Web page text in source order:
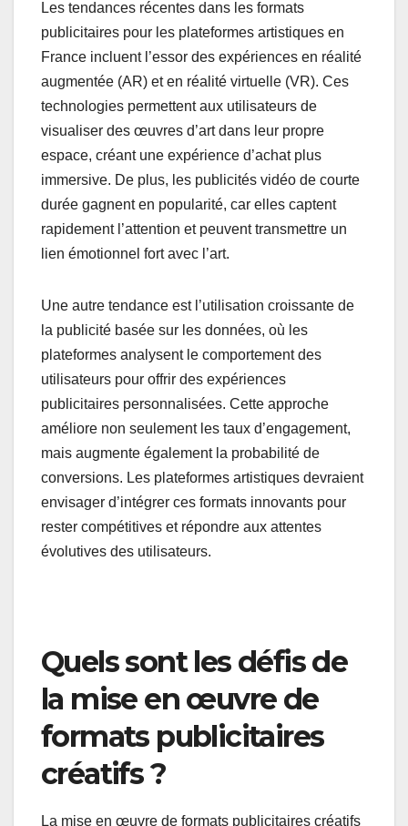
Tendances émergentes
dans les formats
publicitaires
Les tendances récentes dans les formats
publicitaires pour les plateformes artistiques en
France incluent l’essor des expériences en réalité
augmentée (AR) et en réalité virtuelle (VR). Ces
technologies permettent aux utilisateurs de
espace, créant une expérience d’achat plus
immersive. De plus, les publicités vidéo de courte
durée gagnent en popularité, car elles captent
rapidement l’attention et peuvent transmettre un
lien émotionnel fort avec l’art.
Une autre tendance est l’utilisation croissante de
la publicité basée sur les données, où les
plateformes analysent le comportement des
utilisateurs pour offrir des expériences
publicitaires personnalisées. Cette approche
envisager d’intégrer ces formats innovants pour
rester compétitives et répondre aux attentes
évolutives des utilisateurs.